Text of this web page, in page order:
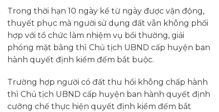
Trong thời hạn 10 ngày kể từ ngày được vận động,
thuyết phục mà người sử dụng đất vẫn không phối
hợp với tổ chức làm nhiệm vụ bồi thường, giải
phóng mặt bằng thì Chủ tịch UBND cấp huyện ban
hành quyết định kiểm đếm bắt buộc.
Trường hợp người có đất thu hồi không chấp hành
thì Chủ tịch UBND cấp huyện ban hành quyết định
cưỡng chế thực hiện quyết định kiểm đếm bắt